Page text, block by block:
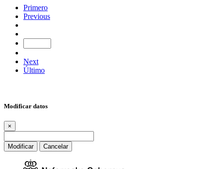
Primero
Previous
Next
Último
Modificar datos
×
Modificar Cancelar